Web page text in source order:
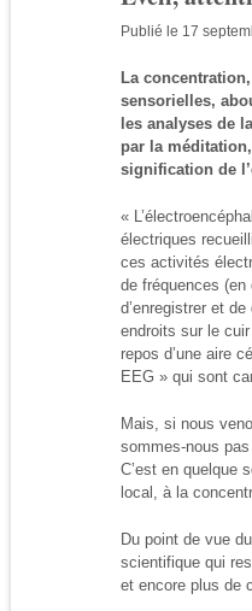
Publié le 17
La
sensorielles,
les analyses de
par la
signification de
«
électriques
ces activités
de fréquences
d’enregistrer et
endroits sur le
repos d’une aire
EEG » qui sont
Mais, si nous
sommes-nous
C’est en quelque
local, à la
Du point de vue
scientifique qui
et encore plus de